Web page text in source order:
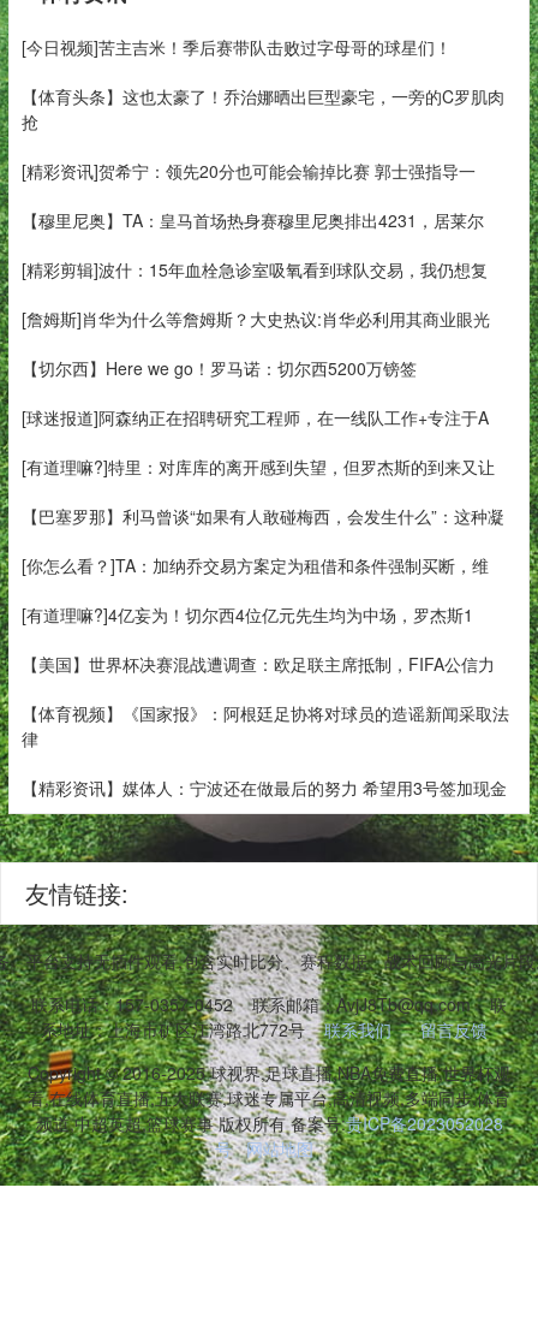
[今日视频]苦主吉米！季后赛带队击败过字母哥的球星们！
【体育头条】这也太豪了！乔治娜晒出巨型豪宅，一旁的C罗肌肉
抢
[精彩资讯]贺希宁：领先20分也可能会输掉比赛 郭士强指导一
【穆里尼奥】TA：皇马首场热身赛穆里尼奥排出4231，居莱尔
[精彩剪辑]波什：15年血栓急诊室吸氧看到球队交易，我仍想复
[詹姆斯]肖华为什么等詹姆斯？大史热议:肖华必利用其商业眼光
【切尔西】Here we go！罗马诺：切尔西5200万镑签
[球迷报道]阿森纳正在招聘研究工程师，在一线队工作+专注于A
[有道理嘛?]特里：对库库的离开感到失望，但罗杰斯的到来又让
【巴塞罗那】利马曾谈“如果有人敢碰梅西，会发生什么”：这种凝
[你怎么看？]TA：加纳乔交易方案定为租借和条件强制买断，维
[有道理嘛?]4亿妄为！切尔西4位亿元先生均为中场，罗杰斯1
【美国】世界杯决赛混战遭调查：欧足联主席抵制，FIFA公信力
【体育视频】《国家报》：阿根廷足协将对球员的造谣新闻采取法
律
【精彩资讯】媒体人：宁波还在做最后的努力 希望用3号签加现金
友情链接:
平台支持无插件观看,包含实时比分、赛程数据、战术回顾与高光
联系电话：157-0357-0452
联系邮箱：AvjJ8Tb@qq.com
联
系地址：上海市矿区江湾路北772号
联系我们
留言反馈
Copyright © 2016-2025 球视界,足球直播,NBA免费直播,世界杯观
看,在线体育直播,五大联赛,球迷专属平台,高清视频,多端同步,体育
频道,中超英超,篮球赛事 版权所有 备案号:贵ICP备2023052028
号 网站地图